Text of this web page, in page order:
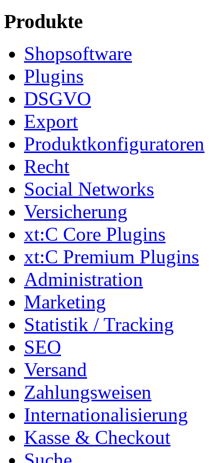
Produkte
Shopsoftware
Plugins
DSGVO
Export
Produktkonfiguratoren
Recht
Social Networks
Versicherung
xt:C Core Plugins
xt:C Premium Plugins
Administration
Marketing
Statistik / Tracking
SEO
Versand
Zahlungsweisen
Internationalisierung
Kasse & Checkout